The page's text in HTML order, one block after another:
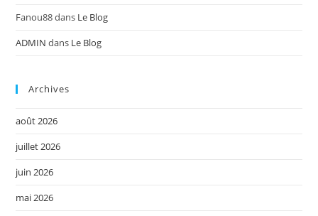
Fanou88dans Le Blog
ADMIN dans Le Blog
Archives
août 2026
juillet 2026
juin 2026
mai 2026